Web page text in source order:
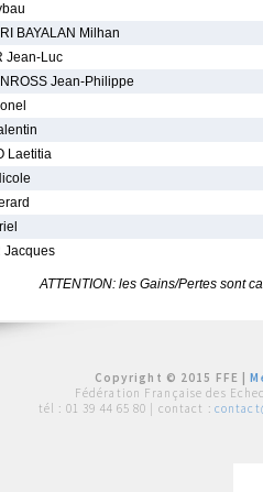
BAYALAN Milhan
Jean-Luc
Jean-Philippe
Laetitia
Jacques
ATTENTION: les Gains/Pertes sont
Copyright © 2015 FFE |
Fédération Française des
tél : 01 39 44 65 80 | contact :